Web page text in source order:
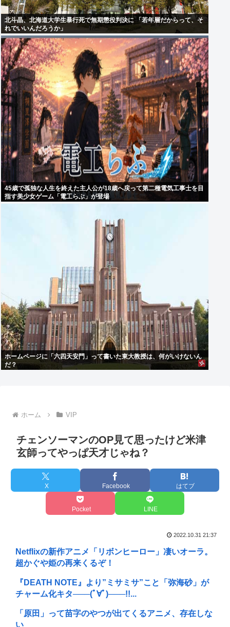
北斗晶、北海道大学生暴行死で無期懲役判決に 「若年層だからって、そ
れでいいんだろうか」
45歳で孤独な人生を終えた主人公が18歳へ戻って第二種電気工事士を目
指す美少女ゲーム「電工らぶ」が登場
ホームページに「六四天安門」って書いた東大教授は、何がいけないん
だ？
ホーム VIP
チェンソーマンのOP見て思ったけど米津
玄師ってやっぱ天才じゃね？
X Facebook はてブ
Pocket LINE
2022.10.31 21:37
Netflixの新作アニメ「リボンヒーロー」凄いオーラ。
超かぐや姫の再来くるぞ！
『DEATH NOTE』より”ミサミサ”こと「弥海砂」が
チャーム化キタ───(ﾟ∀ﾟ)───!!...
「原田」って苗字のやつが出てくるアニメ、存在しな
い